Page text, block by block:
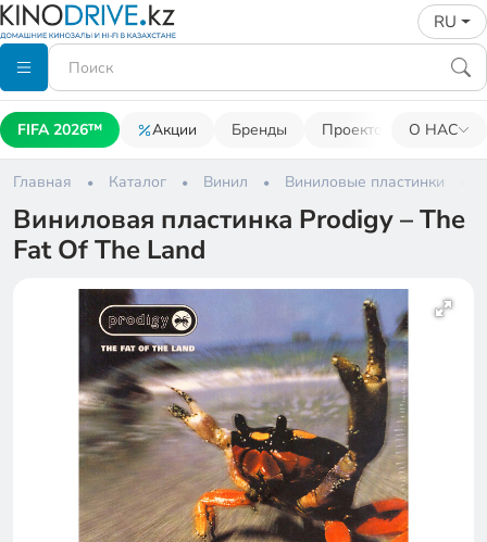
RU
FIFA 2026™ Акции Бренды Проекторы О НАС
Главная Каталог Винил Виниловые пластинки
Виниловая пластинка Prodigy – The
Fat Of The Land